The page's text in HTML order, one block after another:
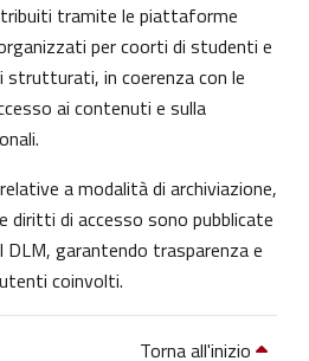
tramite le piattaforme
per coorti di studenti e
strutturati, in coerenza con le
ai contenuti e sulla
a modalità di archiviazione,
diritti di accesso sono pubblicate
garantendo trasparenza e
coinvolti.
Torna all'inizio